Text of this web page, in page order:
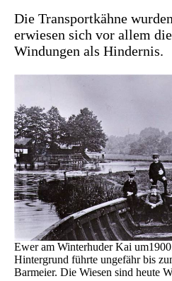
Die Transportkähne
erwiesen sich vor allem
Windungen als Hindernis.
Ewer am Winterhuder Kai
Hintergrund führte ungefähr bis
Barmeier. Die Wiesen sind heute